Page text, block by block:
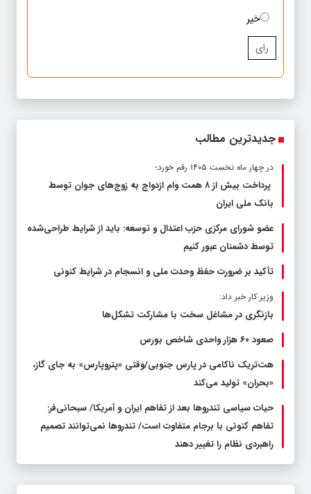
خیر
رای
جدیدترین مطالب
در چهار ماه نخست ۱۴۰۵ رقم خورد؛
پرداخت بیش از ۸ همت وام ازدواج به زوج‌های جوان توسط
بانک ملی ایران
عضو شورای مرکزی حزب اعتدال و توسعه: باید از شرایط طراحی‌شده
توسط دشمنان عبور کنیم
تأکید بر ضرورت حفظ وحدت ملی و انسجام در شرایط کنونی
وزیر کار خبر داد:
بازنگری در مشاغل سخت با مشارکت تشکل‌ها
صعود ۶۰ هزار واحدی شاخص بورس
هت‌تریک ناکامی در پارس جنوبی/وقتی «پتروپارس» به جای گاز،
«بحران» تولید می‌کند
حیات سیاسی تندروها بعد از تفاهم ایران و آمریکا/ سبحانی‌فر:
تفاهم کنونی با برجام متفاوت است/ تندروها نمی‌توانند تصمیم
راهبردی نظام را تغییر دهند